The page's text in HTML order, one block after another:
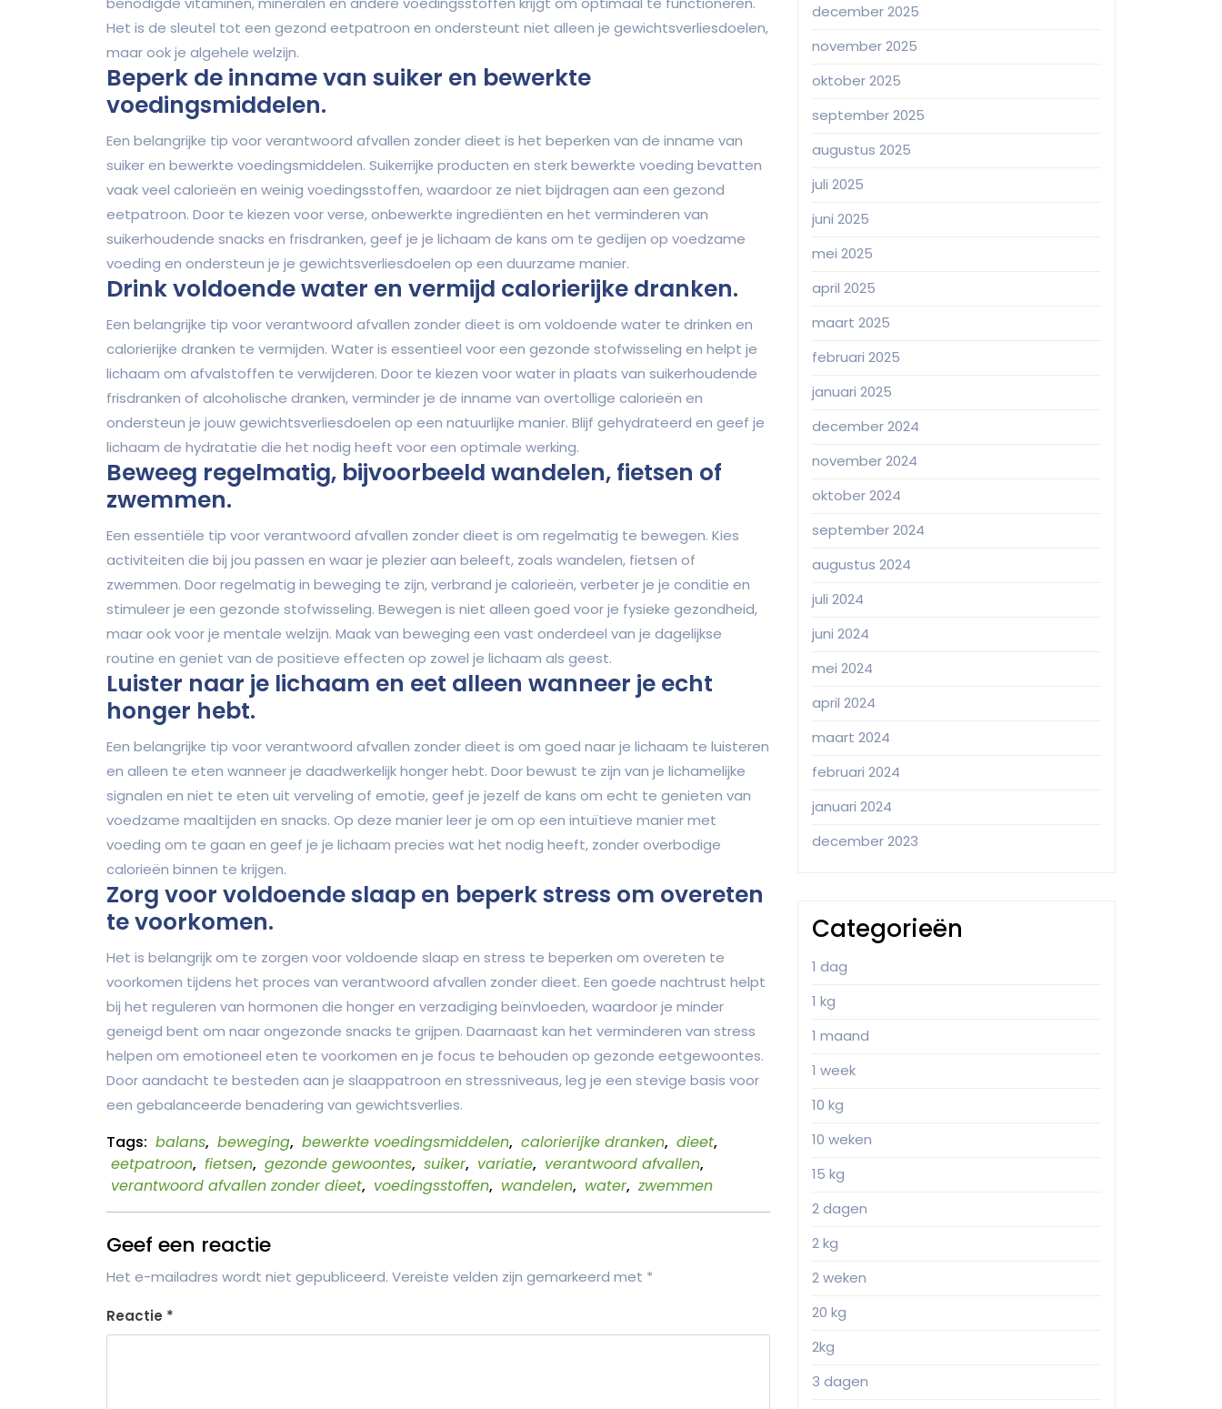
Het is de sleutel tot een gezond eetpatroon en ondersteunt niet alleen je gewichtsverliesdoelen,
maar ook je algehele welzijn.
Beperk de inname van suiker en bewerkte
voedingsmiddelen.
Een belangrijke tip voor verantwoord afvallen zonder dieet is het beperken van de inname van
suiker en bewerkte voedingsmiddelen. Suikerrijke producten en sterk bewerkte voeding bevatten
vaak veel calorieën en weinig voedingsstoffen, waardoor ze niet bijdragen aan een gezond
eetpatroon. Door te kiezen voor verse, onbewerkte ingrediënten en het verminderen van
suikerhoudende snacks en frisdranken, geef je je lichaam de kans om te gedijen op voedzame
voeding en ondersteun je je gewichtsverliesdoelen op een duurzame manier.
Drink voldoende water en vermijd calorierijke dranken.
Een belangrijke tip voor verantwoord afvallen zonder dieet is om voldoende water te drinken en
calorierijke dranken te vermijden. Water is essentieel voor een gezonde stofwisseling en helpt je
lichaam om afvalstoffen te verwijderen. Door te kiezen voor water in plaats van suikerhoudende
frisdranken of alcoholische dranken, verminder je de inname van overtollige calorieën en
ondersteun je jouw gewichtsverliesdoelen op een natuurlijke manier. Blijf gehydrateerd en geef je
lichaam de hydratatie die het nodig heeft voor een optimale werking.
Beweeg regelmatig, bijvoorbeeld wandelen, fietsen of
zwemmen.
Een essentiële tip voor verantwoord afvallen zonder dieet is om regelmatig te bewegen. Kies
activiteiten die bij jou passen en waar je plezier aan beleeft, zoals wandelen, fietsen of
zwemmen. Door regelmatig in beweging te zijn, verbrand je calorieën, verbeter je je conditie en
stimuleer je een gezonde stofwisseling. Bewegen is niet alleen goed voor je fysieke gezondheid,
maar ook voor je mentale welzijn. Maak van beweging een vast onderdeel van je dagelijkse
routine en geniet van de positieve effecten op zowel je lichaam als geest.
Luister naar je lichaam en eet alleen wanneer je echt
honger hebt.
Een belangrijke tip voor verantwoord afvallen zonder dieet is om goed naar je lichaam te luisteren
en alleen te eten wanneer je daadwerkelijk honger hebt. Door bewust te zijn van je lichamelijke
signalen en niet te eten uit verveling of emotie, geef je jezelf de kans om echt te genieten van
voedzame maaltijden en snacks. Op deze manier leer je om op een intuïtieve manier met
voeding om te gaan en geef je je lichaam precies wat het nodig heeft, zonder overbodige
calorieën binnen te krijgen.
Zorg voor voldoende slaap en beperk stress om overeten
te voorkomen.
Het is belangrijk om te zorgen voor voldoende slaap en stress te beperken om overeten te
voorkomen tijdens het proces van verantwoord afvallen zonder dieet. Een goede nachtrust helpt
bij het reguleren van hormonen die honger en verzadiging beïnvloeden, waardoor je minder
geneigd bent om naar ongezonde snacks te grijpen. Daarnaast kan het verminderen van stress
helpen om emotioneel eten te voorkomen en je focus te behouden op gezonde eetgewoontes.
Door aandacht te besteden aan je slaappatroon en stressniveaus, leg je een stevige basis voor
een gebalanceerde benadering van gewichtsverlies.
Tags: balans, beweging, bewerkte voedingsmiddelen, calorierijke dranken, dieet,
eetpatroon, fietsen, gezonde gewoontes, suiker, variatie, verantwoord afvallen,
verantwoord afvallen zonder dieet, voedingsstoffen, wandelen, water, zwemmen
Geef een reactie
Het e-mailadres wordt niet gepubliceerd. Vereiste velden zijn gemarkeerd met *
Reactie *
december 2025
november 2025
oktober 2025
september 2025
augustus 2025
juli 2025
juni 2025
mei 2025
april 2025
maart 2025
februari 2025
januari 2025
december 2024
november 2024
oktober 2024
september 2024
augustus 2024
juli 2024
juni 2024
mei 2024
april 2024
maart 2024
februari 2024
januari 2024
december 2023
Categorieën
1 dag
1 kg
1 maand
1 week
10 kg
10 weken
15 kg
2 dagen
2 kg
2 weken
20 kg
2kg
3 dagen